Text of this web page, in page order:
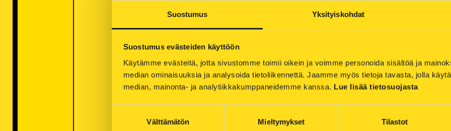
Suostumus Yksityiskohdat
Suostumus evästeiden käyttöön
Käytämme evästeitä, jotta sivustomme toimii oikein ja voimme personoida sisältöä ja
median ominaisuuksia ja analysoida tietoliikennettä. Jaamme myös tietoja tavasta, jolla
median, mainonta- ja analytiikkakumppaneidemme kanssa. Lue lisää tietosuojasta
Välttämätön Mieltymykset Tilastot
22.6.2026 Blogi
My Week: Ympäristö- ja
vastuullisuusasiantuntija
Miltä ympäristö- ja vastuullisuusasiantuntijan
työ näyttää arjessa? Tervetuloa seuraamaan
» Lue lisää
Sähkösäätiedote:
myrskyyn
Maanantaille ja tiistaille on
ukonilmaa, varaudumme